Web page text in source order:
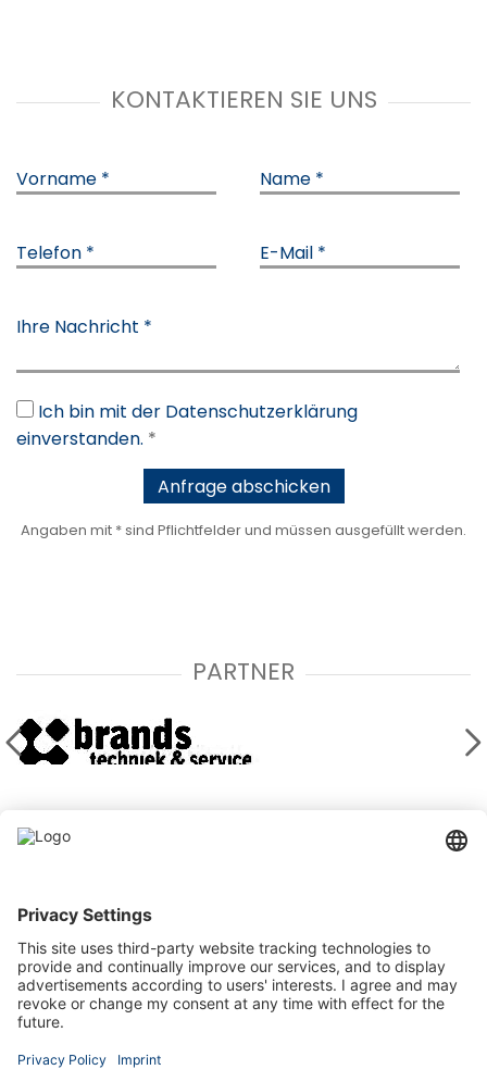
KONTAKTIEREN SIE UNS
Vorname * Name *
Telefon * E-Mail *
Ihre Nachricht *
Ich bin mit der Datenschutzerklärung
einverstanden. *
Angaben mit * sind Pflichtfelder und müssen ausgefüllt werden.
PARTNER
Kontaktieren Sie uns
Stegehuis Makelaars & Adviesbureau GmbH
+49 2562 712 8888